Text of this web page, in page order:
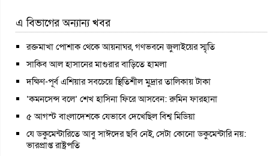
এ বিভাগের অন্যান্য খবর
রক্তমাখা পোশাক থেকে আয়নাঘর, গণভবনে জুলাইয়ের স্মৃতি
সাকিব আল হাসানের মাগুরার বাড়িতে হামলা
দক্ষিণ-পূর্ব এশিয়ার সবচেয়ে স্থিতিশীল মুদ্রার তালিকায় টাকা
‘কমনসেন্স বলে’ শেখ হাসিনা ফিরে আসবেন: রুমিন ফারহানা
৫ আগস্ট বাংলাদেশকে যেভাবে দেখেছিল বিশ্ব মিডিয়া
যে ডকুমেন্টারিতে আবু সাঈদের ছবি নেই, সেটা কোনো ডকুমেন্টারি নয়:
ভারপ্রাপ্ত রাষ্ট্রপতি